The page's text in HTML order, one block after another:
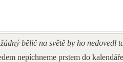
bělič na světě by ho nedovedl
nepíchneme prstem do